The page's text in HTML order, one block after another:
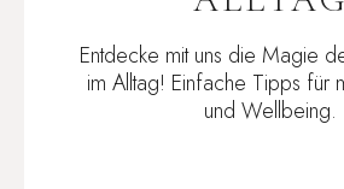
Entdecke mit uns die Magie
im Alltag! Einfache Tipps für
und Wellbeing.